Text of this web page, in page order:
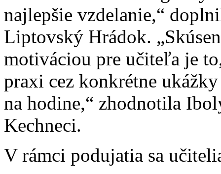
najlepšie vzdelanie,“
Liptovský Hrádok.
motiváciou pre učiteľa je
praxi cez konkrétne
na hodine,“ zhodnotila
Kechneci.
V rámci podujatia sa